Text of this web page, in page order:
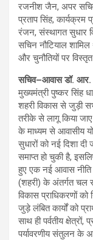
रजनीश जैन, अपर
प्रताप सिंह, कार्यक्रम
रंजन, संस्थागत सुधार
सचिन नौटियाल शामिल
और चुनौतियों पर विस्तृत
सचिव–आवास डॉ. आर.
मुख्यमंत्री पुष्कर सिंह
शहरी विकास से जुड़ी
तरीके से लागू किया
के माध्यम से आवासीय
सुधारों को नई दिशा
समाप्त हो चुकी है,
हुए एक नई आवास नीति
(शहरी) के अंतर्गत चल
विकास प्राधिकरणों को
जुड़े लंबित कार्यों को
साथ ही पर्वतीय
पर्यावरणीय संतुलन के